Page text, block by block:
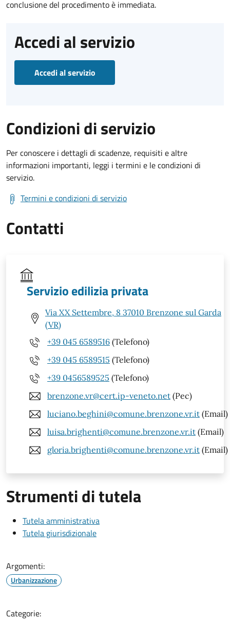
conclusione del procedimento è immediata.
Accedi al servizio
Accedi al servizio
Condizioni di servizio
Per conoscere i dettagli di scadenze, requisiti e altre
informazioni importanti, leggi i termini e le condizioni di
servizio.
Termini e condizioni di servizio
Contatti
Servizio edilizia privata
Via XX Settembre, 8 37010 Brenzone sul Garda
(VR)
+39 045 6589516 (Telefono)
+39 045 6589515 (Telefono)
+39 0456589525 (Telefono)
brenzone.vr@cert.ip-veneto.net (Pec)
luciano.beghini@comune.brenzone.vr.it (Email)
luisa.brighenti@comune.brenzone.vr.it (Email)
gloria.brighenti@comune.brenzone.vr.it (Email)
Strumenti di tutela
Tutela amministrativa
Tutela giurisdizionale
Argomenti:
Urbanizzazione
Categorie: